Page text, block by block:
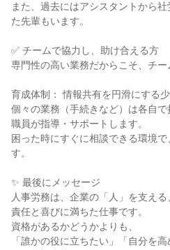
また、過去にはアシスタントから
た先輩もいます。
✅ チームで協力し、助け合える方
専門性の高い業務だからこそ、チー
育成体制： 情報共有を円滑にする
個々の業務（手続きなど）は各自
職員が指導・サポートします。
困った時にすぐに相談できる環境
す。
✨ 最後にメッセージ
人事労務は、企業の「人」を支える
責任と喜びに満ちた仕事です。
資格があるかどうかよりも、
「誰かの役に立ちたい」「自分を高